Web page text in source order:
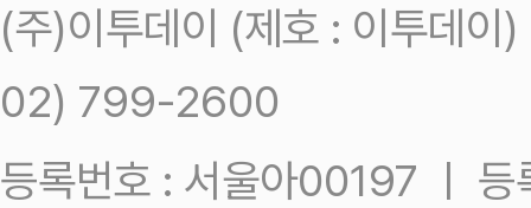
(주)이투데이 (제호 : 이투데
02) 799-2600
등록번호 : 서울아00197 ㅣ